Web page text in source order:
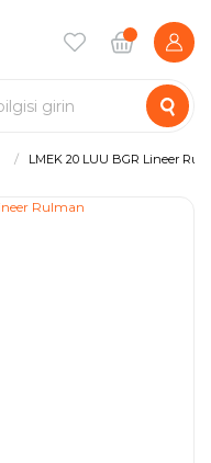
LMEK 20 LUU BGR Lineer